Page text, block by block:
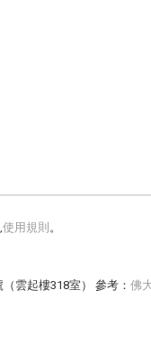
使用規則 。
雲起樓318室） 參考： 佛